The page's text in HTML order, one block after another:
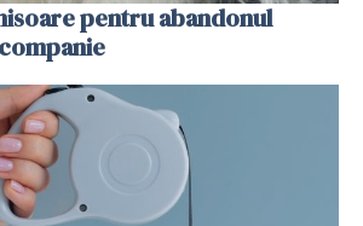
pentru abandonul